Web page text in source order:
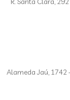
Alameda Jaú, 1742